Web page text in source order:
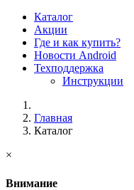
Каталог
Акции
Где и как купить?
Новости Android
Техподдержка
Инструкции
Главная
Каталог
×
Внимание